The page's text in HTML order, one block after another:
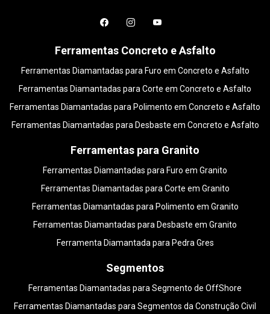
Ferramentas Concreto e Asfalto
Ferramentas Diamantadas para Furo em Concreto e Asfalto
Ferramentas Diamantadas para Corte em Concreto e Asfalto
Ferramentas Diamantadas para Polimento em Concreto e Asfalto
Ferramentas Diamantadas para Desbaste em Concreto e Asfalto
Ferramentas para Granito
Ferramentas Diamantadas para Furo em Granito
Ferramentas Diamantadas para Corte em Granito
Ferramentas Diamantadas para Polimento em Granito
Ferramentas Diamantadas para Desbaste em Granito
Ferramenta Diamantada para Pedra Gres
Segmentos
Ferramentas Diamantadas para Segmento de OffShore
Ferramentas Diamantadas para Segmentos da Construção Civil